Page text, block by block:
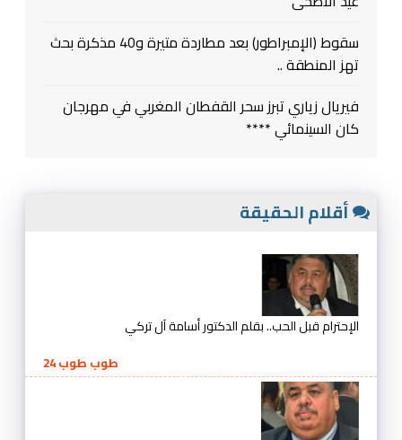
سقوط (الإمبراطور) بعد مطاردة متيرة و40 مذكرة بحث
تهز المنطقة ..
فيريال زياري تبرز سحر القفطان المغربي في مهرجان
كان السينمائي ****
أقلام الحقيقة
الإحترام قبل الحب.. بقلم الدكتور أسامة آل تركي
طوب طوب 24